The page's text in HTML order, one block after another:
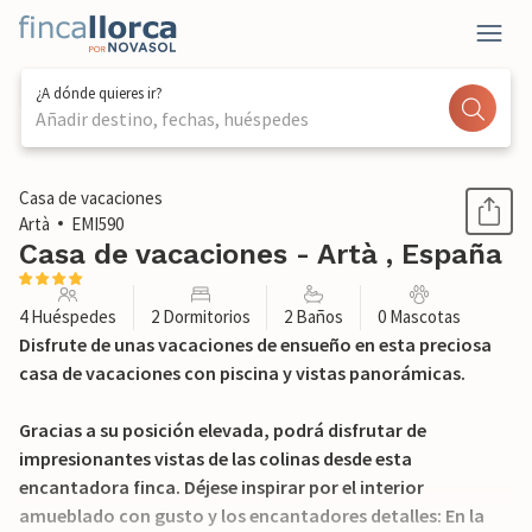
¿A dónde quieres ir?
Añadir destino, fechas, huéspedes
1 / 34
Casa de vacaciones
Artà
EMI590
Casa de vacaciones - Artà , España
4 Huéspedes 2 Dormitorios 2 Baños 0 Mascotas
Disfrute de unas vacaciones de ensueño en esta preciosa
casa de vacaciones con piscina y vistas panorámicas.
Gracias a su posición elevada, podrá disfrutar de
impresionantes vistas de las colinas desde esta
encantadora finca. Déjese inspirar por el interior
amueblado con gusto y los encantadores detalles: En la